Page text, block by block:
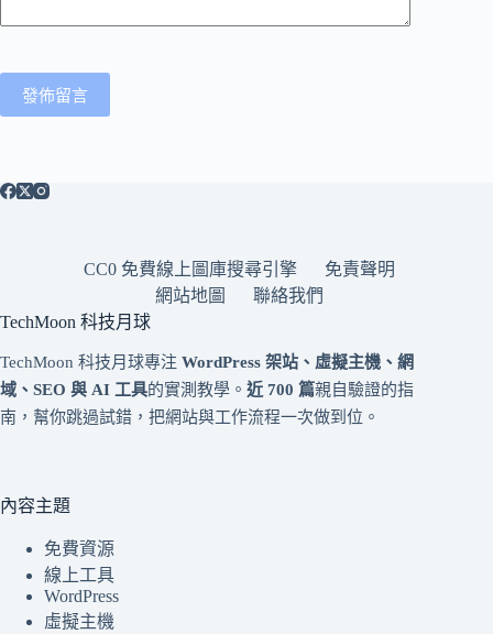
發佈留言
CC0 免費線上圖庫搜尋引擎
免責聲明
網站地圖
聯絡我們
TechMoon 科技月球
TechMoon 科技月球專注 WordPress 架站、虛擬主機、網
域、SEO 與 AI 工具的實測教學。 近 700 篇親自驗證的指
南，幫你跳過試錯，把網站與工作流程一次做到位。
內容主題
免費資源
線上工具
WordPress
虛擬主機